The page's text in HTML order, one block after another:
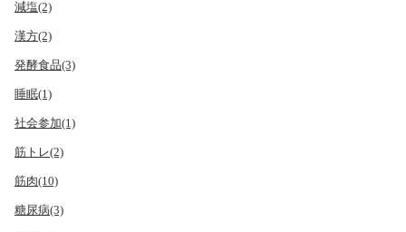
減塩(2)
漢方(2)
発酵食品(3)
睡眠(1)
社会参加(1)
筋トレ(2)
筋肉(10)
糖尿病(3)